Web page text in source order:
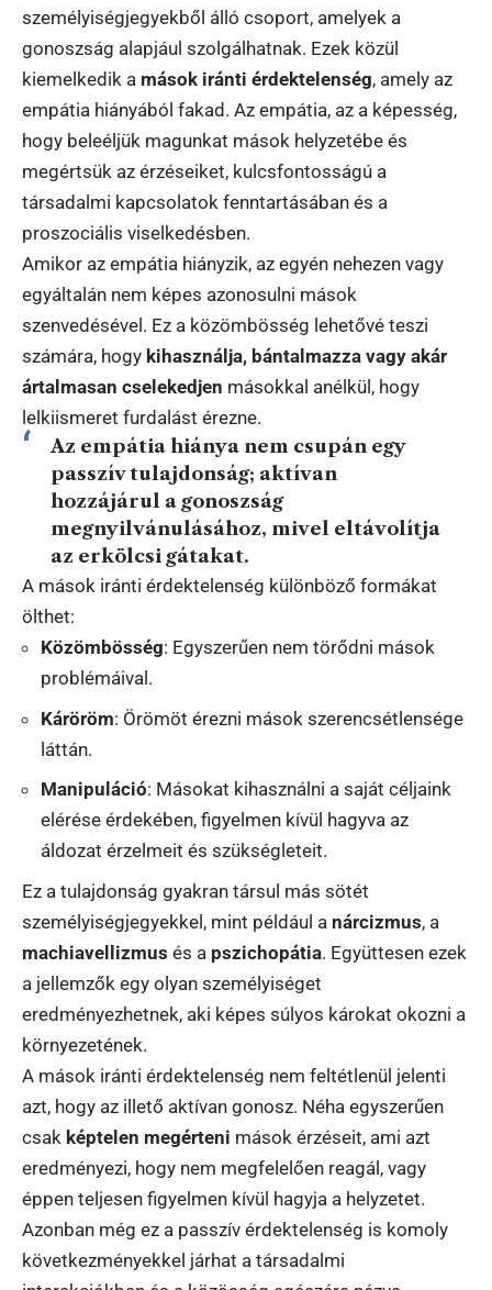
személyiségjegyekből álló csoport, amelyek a
gonoszság alapjául szolgálhatnak. Ezek közül
kiemelkedik a mások iránti érdektelenség, amely az
empátia hiányából fakad. Az empátia, az a képesség,
hogy beleéljük magunkat mások helyzetébe és
megértsük az érzéseiket, kulcsfontosságú a
társadalmi kapcsolatok fenntartásában és a
proszociális viselkedésben.
Amikor az empátia hiányzik, az egyén nehezen vagy
egyáltalán nem képes azonosulni mások
szenvedésével. Ez a közömbösség lehetővé teszi
számára, hogy kihasználja, bántalmazza vagy akár
ártalmasan cselekedjen másokkal anélkül, hogy
lelkiismeret furdalást érezne.
Az empátia hiánya nem csupán egy
passzív tulajdonság; aktívan
hozzájárul a gonoszság
megnyilvánulásához, mivel eltávolítja
az erkölcsi gátakat.
A mások iránti érdektelenség különböző formákat
ölthet:
Közömbösség: Egyszerűen nem törődni mások
problémáival.
Káröröm: Örömöt érezni mások szerencsétlensége
láttán.
Manipuláció: Másokat kihasználni a saját céljaink
elérése érdekében, figyelmen kívül hagyva az
áldozat érzelmeit és szükségleteit.
Ez a tulajdonság gyakran társul más sötét
személyiségjegyekkel, mint például a nárcizmus, a
machiavellizmus és a pszichopátia. Együttesen ezek
a jellemzők egy olyan személyiséget
eredményezhetnek, aki képes súlyos károkat okozni a
környezetének.
A mások iránti érdektelenség nem feltétlenül jelenti
azt, hogy az illető aktívan gonosz. Néha egyszerűen
csak képtelen megérteni mások érzéseit, ami azt
eredményezi, hogy nem megfelelően reagál, vagy
éppen teljesen figyelmen kívül hagyja a helyzetet.
Azonban még ez a passzív érdektelenség is komoly
következményekkel járhat a társadalmi